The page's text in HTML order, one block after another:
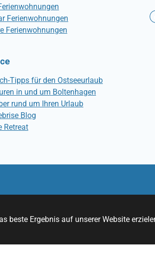
beste Ergebnis auf unserer Website
Ferienwohnungen
Ferienwohnungen
Tipps für den Ostseeurlaub
in und um Boltenhagen
rund um Ihren Urlaub
Blog
Retreat